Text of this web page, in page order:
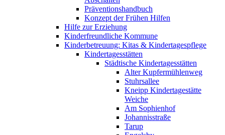
Präventionshandbuch
Konzept der Frühen Hilfen
Hilfe zur Erziehung
Kinderfreundliche Kommune
Kinderbetreuung: Kitas & Kindertagespflege
Kindertagesstätten
Städtische Kindertagesstätten
Alter Kupfermühlenweg
Stuhrsallee
Kneipp Kindertagestätte
Weiche
Am Sophienhof
Johannisstraße
Tarup